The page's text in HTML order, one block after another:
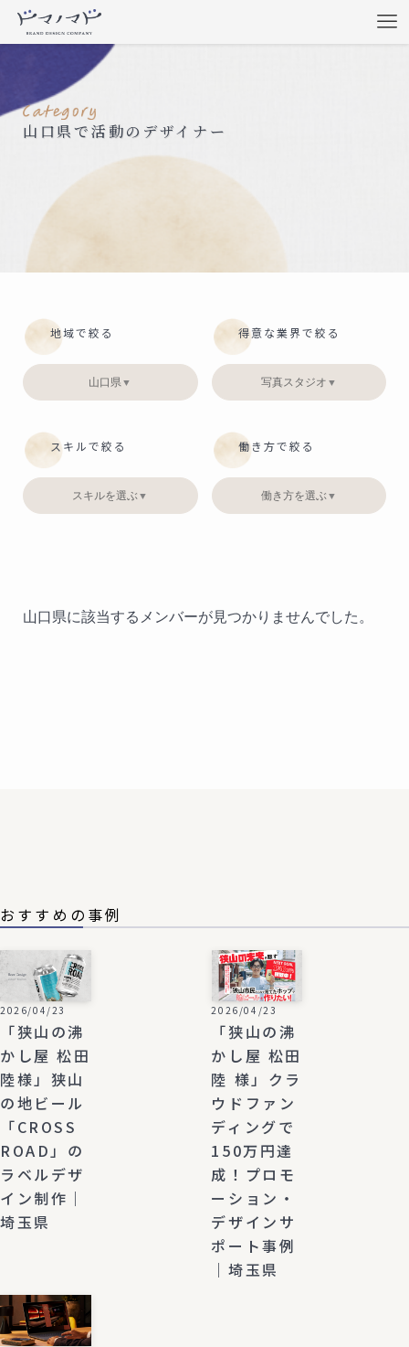
山口県で活動のデザイナー
地域で絞る
山口県 ▼
得意な業界で絞る
写真スタジオ ▼
スキルで絞る
スキルを選ぶ ▼
働き方で絞る
働き方を選ぶ ▼
山口県に該当するメンバーが見つかりませんでした。
おすすめの事例
2026/04/23
「狭山の沸
かし屋 松田
陸様」狭山
の地ビール
「CROSS
ROAD」の
ラベルデザ
イン制作｜
埼玉県
2026/04/23
「狭山の沸
かし屋 松田
陸 様」クラ
ウドファン
ディングで
150万円達
成！プロモ
ーション・
デザインサ
ポート事例
｜埼玉県